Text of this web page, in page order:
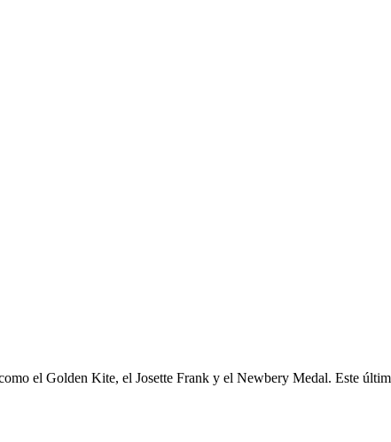
el Golden Kite, el Josette Frank y el Newbery Medal. Este